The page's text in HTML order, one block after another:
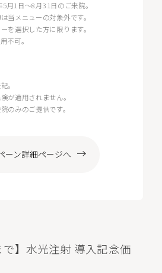
月1日〜8月31日のご来院。
当メニューの対象外です。
を選択した方に限ります。
不可。
。
が適用されません。
のみのご提供です。
ーン詳細ページへ
】水光注射 導入記念価